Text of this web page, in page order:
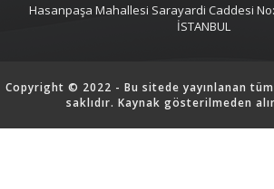
Hasanpaşa Mahallesi Sarayardi Caddesi No:
İSTANBUL
Copyright © 2022 - Bu sitede yayınlanan
saklıdır. Kaynak gösterilmeden